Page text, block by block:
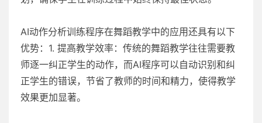
AI动作分析训练程序在舞蹈教学中的应用还具有以下
优势：1. 提高教学效率：传统的舞蹈教学往往需要教
师逐一纠正学生的动作，而AI程序可以自动识别和纠
正学生的错误，节省了教师的时间和精力，使得教学
效果更加显著。